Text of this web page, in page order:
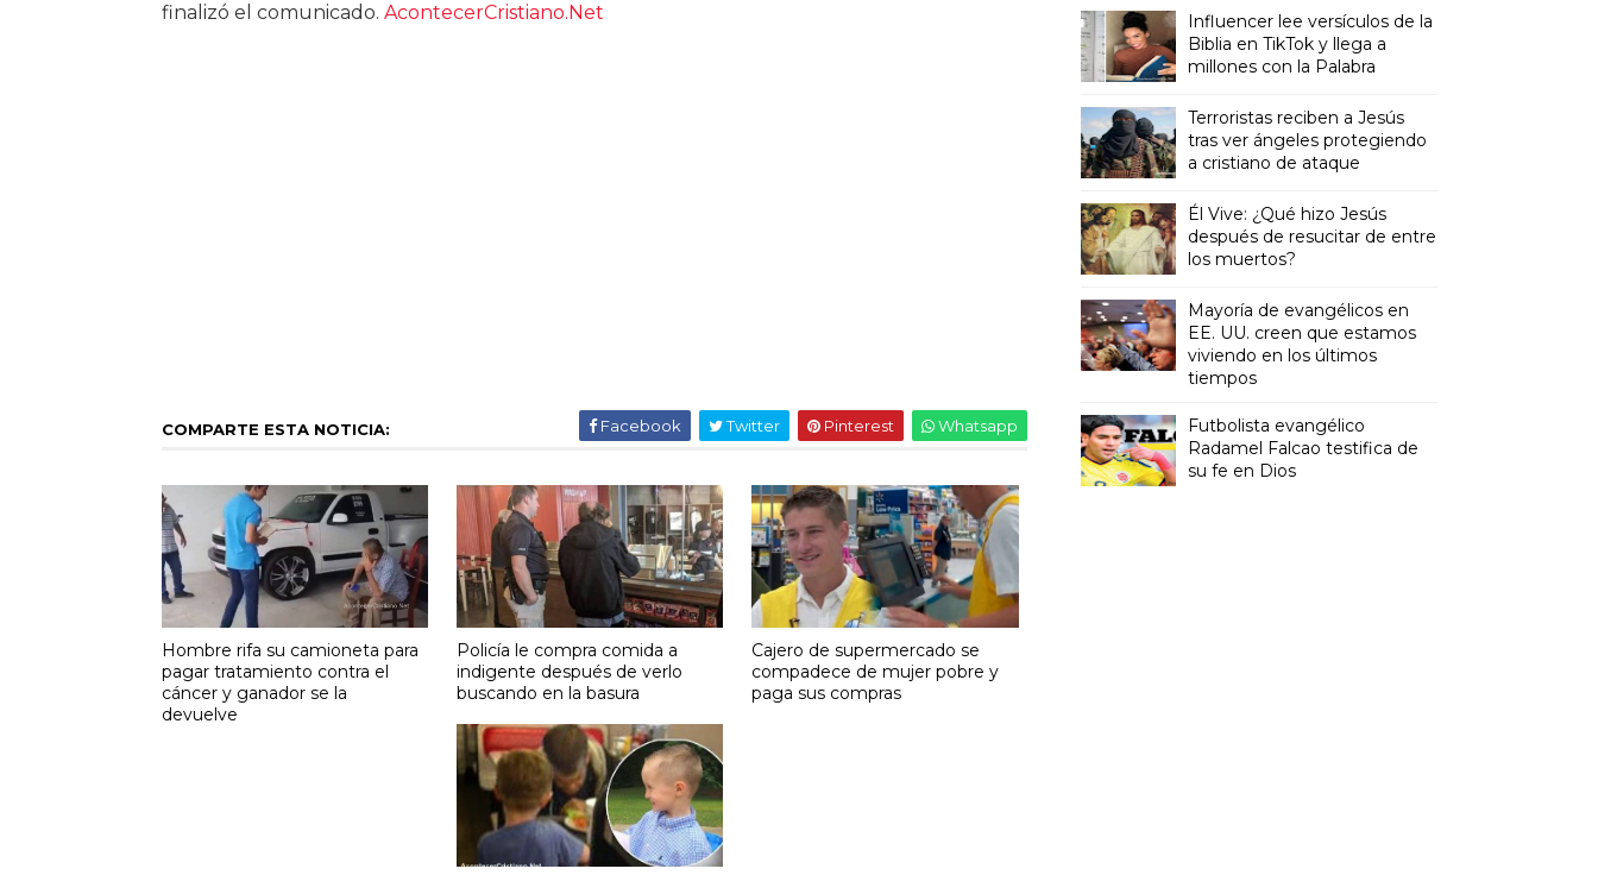
finalizó el comunicado. AcontecerCristiano.Net
COMPARTE ESTA NOTICIA: Facebook Twitter Pinterest Whatsapp
Hombre rifa su camioneta para
pagar tratamiento contra el
cáncer y ganador se la
devuelve
Policía le compra comida a
indigente después de verlo
buscando en la basura
Cajero de supermercado se
compadece de mujer pobre y
paga sus compras
Influencer lee versículos de la
Biblia en TikTok y llega a
millones con la Palabra
Terroristas reciben a Jesús
tras ver ángeles protegiendo
a cristiano de ataque
Él Vive: ¿Qué hizo Jesús
después de resucitar de entre
los muertos?
Mayoría de evangélicos en
EE. UU. creen que estamos
viviendo en los últimos
tiempos
Futbolista evangélico
Radamel Falcao testifica de
su fe en Dios